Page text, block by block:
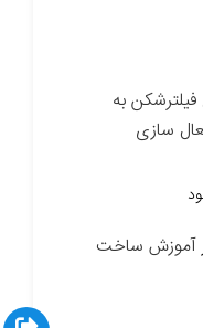
به
سازی
آموزش ساخت